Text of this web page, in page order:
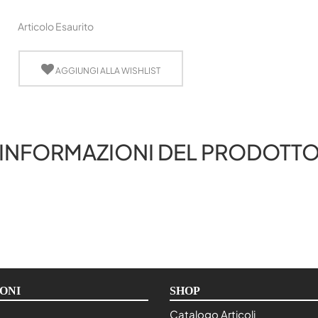
Articolo Esaurito
AGGIUNGI ALLA WISHLIST
DEL
SHOP
Catalogo Articoli